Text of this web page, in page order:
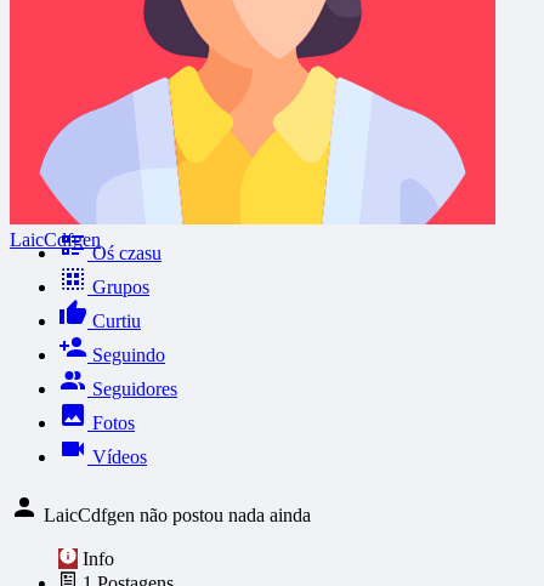
LaicCdfgen
Oś czasu
Grupos
Curtiu
Seguindo
Seguidores
Fotos
Vídeos
LaicCdfgen não postou nada ainda
Info